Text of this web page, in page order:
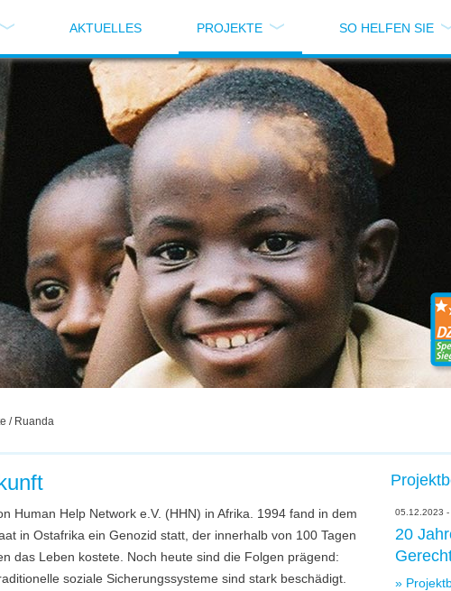
AKTUELLES PROJEKTE SO HELFEN SIE
/ Ruanda
Human Help Network e.V. (HHN) in Afrika. 1994 fand in dem
in Ostafrika ein Genozid statt, der innerhalb von 100 Tagen
das Leben kostete. Noch heute sind die Folgen prägend:
soziale Sicherungssysteme sind stark beschädigt.
05.12.2023 -
20
»